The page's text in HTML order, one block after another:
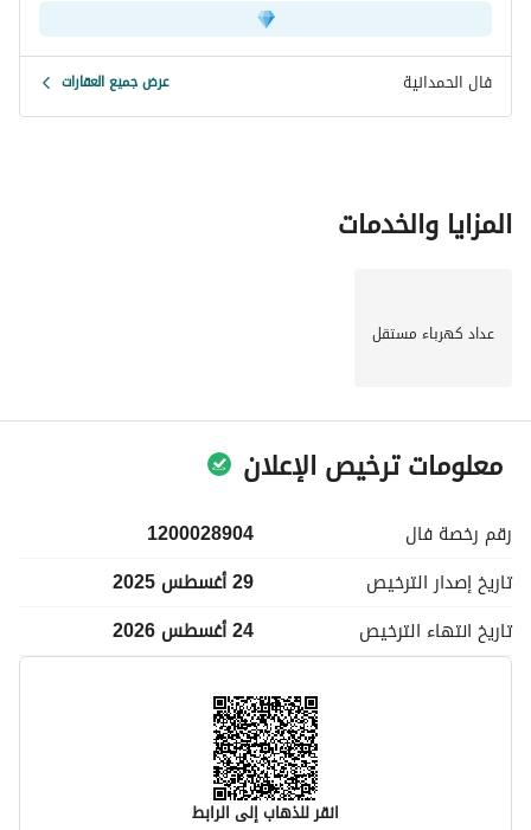
الرحبة بالطائف. اتخذ الخطوة الأولى نحو منزلك المثالي اليوم!
فال الحمدانية عرض جميع العقارات
المزايا والخدمات
عداد كهرباء مستقل
معلومات ترخيص الإعلان
رقم رخصة فال
1200028904
تاريخ إصدار الترخيص
29 أغسطس 2025
تاريخ انتهاء الترخيص 24 أغسطس 2026
انقر للذهاب إلى الرابط